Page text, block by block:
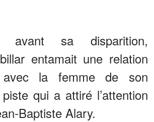
avant sa disparition,
entamait une relation
avec la femme de son
qui a attiré l’attention
Baptiste Alary.